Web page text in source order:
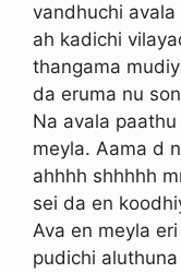
vandhuchi
ah kadichi
thangama
da eruma nu
Na avala
meyla. Aama d
ahhhh shhhhh
sei da en
Ava en meyla
pudichi